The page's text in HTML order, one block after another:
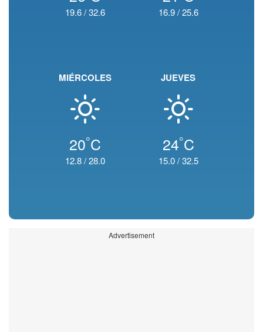
19.6/32.6 16.9/25.6
MIÉRCOLES
20°C
12.8/28.0
JUEVES
24°C
15.0/32.5
Advertisement